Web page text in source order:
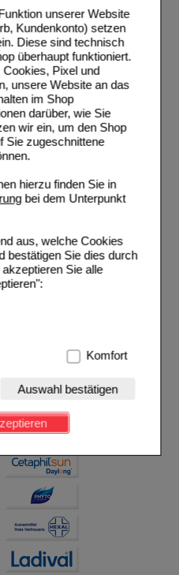
unserer Website
Kundenkonto) setzen
Diese sind technisch
überhaupt funktioniert.
Pixel und
unsere Website an das
im Shop
darüber, wie Sie
wir ein, um den Shop
Sie zugeschnittene
hierzu finden Sie in
bei dem Unterpunkt
aus, welche Cookies
bestätigen Sie dies durch
Sie alle
handelt es sich um
Navigation, Warenkorb,
diese nicht verzichtet
zu gestalten,
des
an bevorzugte
Inhalte
zu
Komfort
Auswahl bestätigen